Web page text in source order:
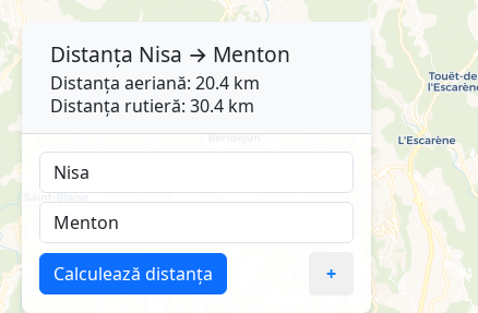
Distanța Nisa → Menton
Distanța aeriană: 20.4 km
Distanța rutieră: 30.4 km
Calculează distanța +